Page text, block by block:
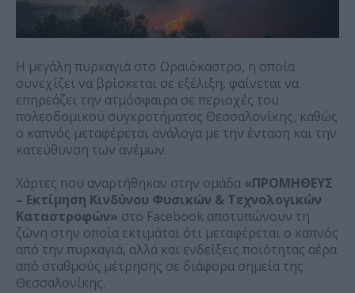
Η μεγάλη πυρκαγιά στο Ωραιόκαστρο, η οποία
συνεχίζει να βρίσκεται σε εξέλιξη, φαίνεται να
επηρεάζει την ατμόσφαιρα σε περιοχές του
πολεοδομικού συγκροτήματος Θεσσαλονίκης, καθώς
ο καπνός μεταφέρεται ανάλογα με την ένταση και την
κατεύθυνση των ανέμων.
Χάρτες που αναρτήθηκαν στην ομάδα «ΠΡΟΜΗΘΕΥΣ
– Εκτίμηση Κινδύνου Φυσικών & Τεχνολογικών
Καταστροφών» στο Facebook αποτυπώνουν τη
ζώνη στην οποία εκτιμάται ότι μεταφέρεται ο καπνός
από την πυρκαγιά, αλλά και ενδείξεις ποιότητας αέρα
από σταθμούς μέτρησης σε διάφορα σημεία της
Θεσσαλονίκης.